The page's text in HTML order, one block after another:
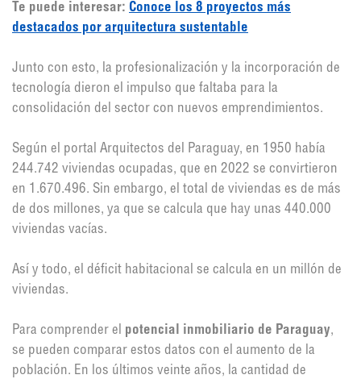
Te puede interesar: Conoce los 8 proyectos más
destacados por arquitectura sustentable
Junto con esto, la profesionalización y la incorporación de
tecnología dieron el impulso que faltaba para la
consolidación del sector con nuevos emprendimientos.
Según el portal Arquitectos del Paraguay, en 1950 había
244.742 viviendas ocupadas, que en 2022 se convirtieron
en 1.670.496. Sin embargo, el total de viviendas es de más
de dos millones, ya que se calcula que hay unas 440.000
viviendas vacías.
Así y todo, el déficit habitacional se calcula en un millón de
viviendas.
Para comprender el potencial inmobiliario de Paraguay,
se pueden comparar estos datos con el aumento de la
población. En los últimos veinte años, la cantidad de